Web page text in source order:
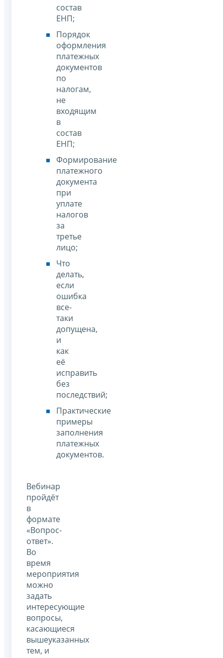
состав
ЕНП;
Порядок
оформления
платежных
документов
по
налогам,
не
входящим
в
состав
ЕНП;
Формирование
платежного
документа
при
уплате
налогов
за
третье
лицо;
Что
делать,
если
ошибка
все-
таки
допущена,
и
как
её
исправить
без
последствий;
Практические
примеры
заполнения
платежных
документов.
Вебинар
пройдёт
в
формате
«Вопрос-
ответ».
Во
время
мероприятия
можно
задать
интересующие
вопросы,
касающиеся
вышеуказанных
тем, и